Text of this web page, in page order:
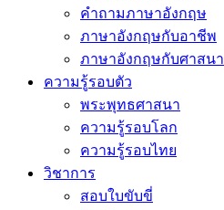
คำถามภาษาอังกฤษ
ภาษาอังกฤษกับอาชีพ
ภาษาอังกฤษกับศาสนา
ความรู้รอบตัว
พระพุทธศาสนา
ความรู้รอบโลก
ความรู้รอบไทย
วิชาการ
สอบใบขับขี่